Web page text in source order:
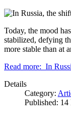
Today, the mood
stabilized, defying
more stable than at
Read more: In
Details
Category:
Published: 14